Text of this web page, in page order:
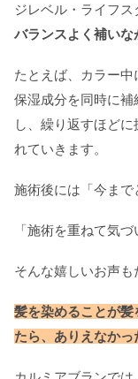
ジレベル・ライフス
バランスよく補いな
たとえば、カラー中
保湿成分を同時に
し、繰り返すほど
れていきます。
施術後には「今まで
「施術を重ねて気
そんな嬉しいお声も
髪を染めることが
たら、ありえなかっ